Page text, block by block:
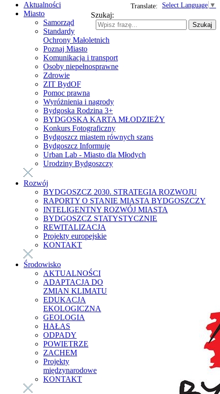
Select Language ▼
Translate:
Szukaj:
Szukaj
Aktualności
Miasto
Samorząd
Standardy
Ochrony Małoletnich
Poznaj Miasto
Komunikacja i transport
Osoby niepełnosprawne
Zdrowie
ZIT BydOF
Pomoc prawna
Wyróżnienia i nagrody
Bydgoska Rodzina 3+
BYDGOSKA KARTA MŁODZIEŻY
Konkurs Fotograficzny
Bydgoszcz miastem równych szans
Bydgoszcz Informuje
Urban Lab - Miasto dla Młodych
Urodziny Bydgoszczy
Rozwój
BYDGOSZCZ 2030. STRATEGIA ROZWOJU
RAPORTY O STANIE MIASTA BYDGOSZCZY
INTELIGENTNY ROZWÓJ MIASTA
BYDGOSZCZ STATYSTYCZNIE
REWITALIZACJA
Projekty europejskie
KONTAKT
Środowisko
AKTUALNOŚCI
ADAPTACJA DO
ZMIAN KLIMATU
EDUKACJA
EKOLOGICZNA
GEOLOGIA
HAŁAS
ODPADY
POWIETRZE
ZACHEM
Projekty
międzynarodowe
KONTAKT